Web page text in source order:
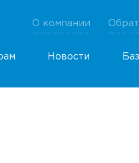
О компании
Новости